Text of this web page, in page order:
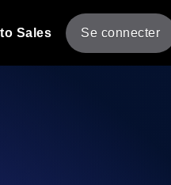
Sales Se connecter